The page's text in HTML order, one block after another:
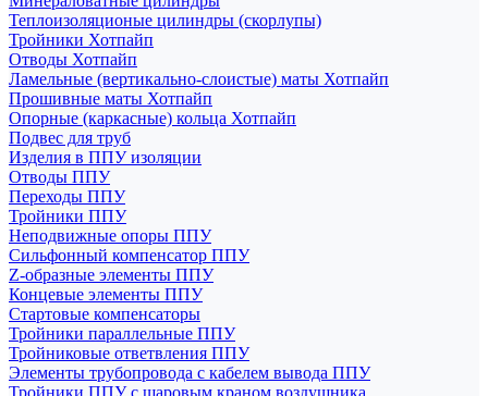
Теплоизоляционые цилиндры (скорлупы)
Тройники Хотпайп
Отводы Хотпайп
Ламельные (вертикально-слоистые) маты Хотпайп
Прошивные маты Хотпайп
Опорные (каркасные) кольца Хотпайп
Подвес для труб
Изделия в ППУ изоляции
Отводы ППУ
Переходы ППУ
Тройники ППУ
Неподвижные опоры ППУ
Cильфонный компенсатор ППУ
Z-образные элементы ППУ
Концевые элементы ППУ
Стартовые компенсаторы
Тройники параллельные ППУ
Тройниковые ответвления ППУ
Элементы трубопровода с кабелем вывода ППУ
Тройники ППУ с шаровым краном воздушника